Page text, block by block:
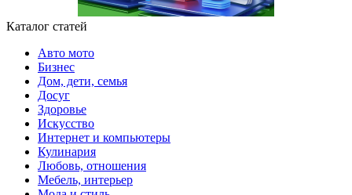
Каталог статей
Авто мото
Бизнес
Дом, дети, семья
Досуг
Здоровье
Искусство
Интернет и компьютеры
Кулинария
Любовь, отношения
Мебель, интерьер